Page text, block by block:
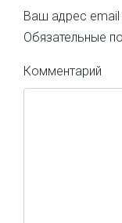
Ваш адрес email
Обязательные
Комментарий